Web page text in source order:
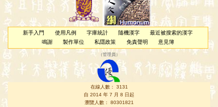
新手入門 使用凡例 字庫統計 隨機漢字
最近被搜索的漢字
鳴謝
製作單位 私隱政策 免責聲明 意見簿
（管理員 ）
在線人數： 3131
自 2014 年 7 月 8 日起
瀏覽人數： 80301821